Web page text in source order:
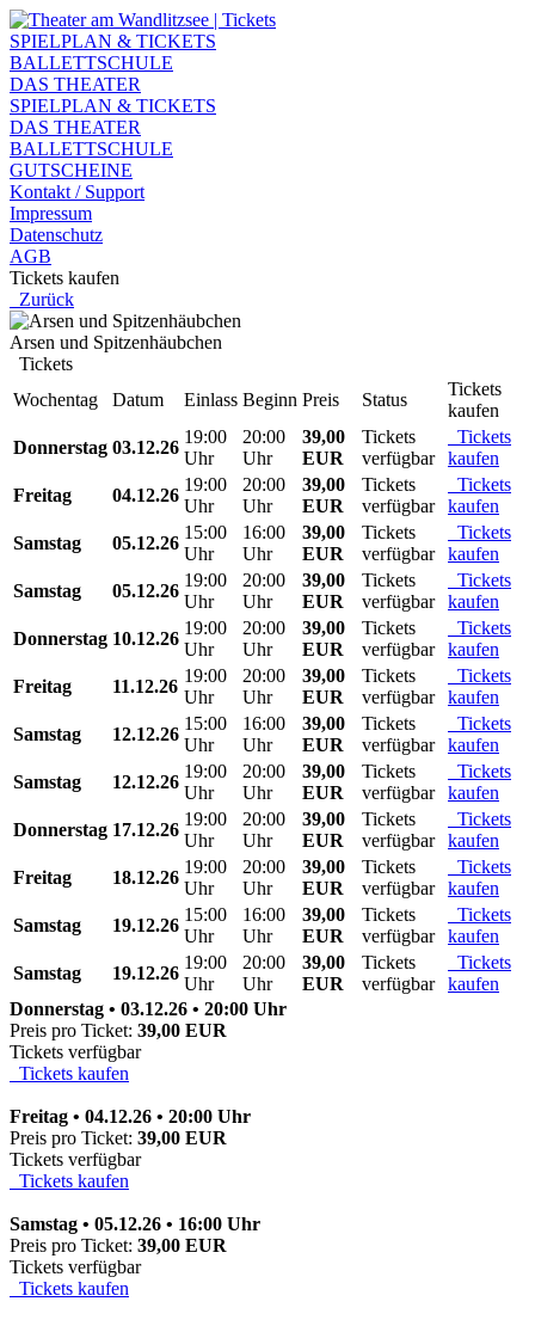
SPIELPLAN & TICKETS
BALLETTSCHULE
DAS THEATER
SPIELPLAN & TICKETS
DAS THEATER
BALLETTSCHULE
GUTSCHEINE
Kontakt / Support
Impressum
Datenschutz
AGB
Tickets kaufen
Zurück
Arsen und Spitzenhäubchen
Tickets
Wochentag
Datum Einlass Beginn Preis Status
Tickets
kaufen
Donnerstag 03.12.26
19:00
Uhr
20:00
Uhr
39,00
EUR
Tickets
verfügbar
Tickets
kaufen
Freitag
04.12.26
19:00
Uhr
20:00
Uhr
39,00
EUR
Tickets
verfügbar
Tickets
kaufen
Samstag
05.12.26
15:00
Uhr
16:00
Uhr
39,00
EUR
Tickets
verfügbar
Tickets
kaufen
Samstag
05.12.26
19:00
Uhr
20:00
Uhr
39,00
EUR
Tickets
verfügbar
Tickets
kaufen
Donnerstag 10.12.26
19:00
Uhr
20:00
Uhr
39,00
EUR
Tickets
verfügbar
Tickets
kaufen
Freitag
11.12.26
19:00
Uhr
20:00
Uhr
39,00
EUR
Tickets
verfügbar
Tickets
kaufen
Samstag
12.12.26
15:00
Uhr
16:00
Uhr
39,00
EUR
Tickets
verfügbar
Tickets
kaufen
Samstag
12.12.26
19:00
Uhr
20:00
Uhr
39,00
EUR
Tickets
verfügbar
Tickets
kaufen
Donnerstag 17.12.26
19:00
Uhr
20:00
Uhr
39,00
EUR
Tickets
verfügbar
Tickets
kaufen
Freitag
18.12.26
19:00
Uhr
20:00
Uhr
39,00
EUR
Tickets
verfügbar
Tickets
kaufen
Samstag
19.12.26
15:00
Uhr
16:00
Uhr
39,00
EUR
Tickets
verfügbar
Tickets
kaufen
Samstag
19.12.26
19:00
Uhr
20:00
Uhr
39,00
EUR
Tickets
verfügbar
Tickets
kaufen
Donnerstag • 03.12.26 • 20:00 Uhr
Preis pro Ticket: 39,00 EUR
Tickets verfügbar
Tickets kaufen
Freitag • 04.12.26 • 20:00 Uhr
Preis pro Ticket: 39,00 EUR
Tickets verfügbar
Tickets kaufen
Samstag • 05.12.26 • 16:00 Uhr
Preis pro Ticket: 39,00 EUR
Tickets verfügbar
Tickets kaufen